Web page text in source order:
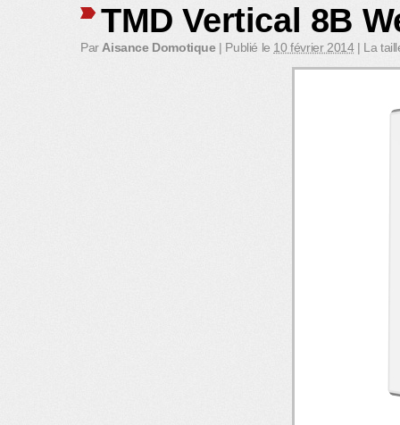
TMD Vertical 8B
Par Aisance Domotique | Publié le 10 février 2014 | La